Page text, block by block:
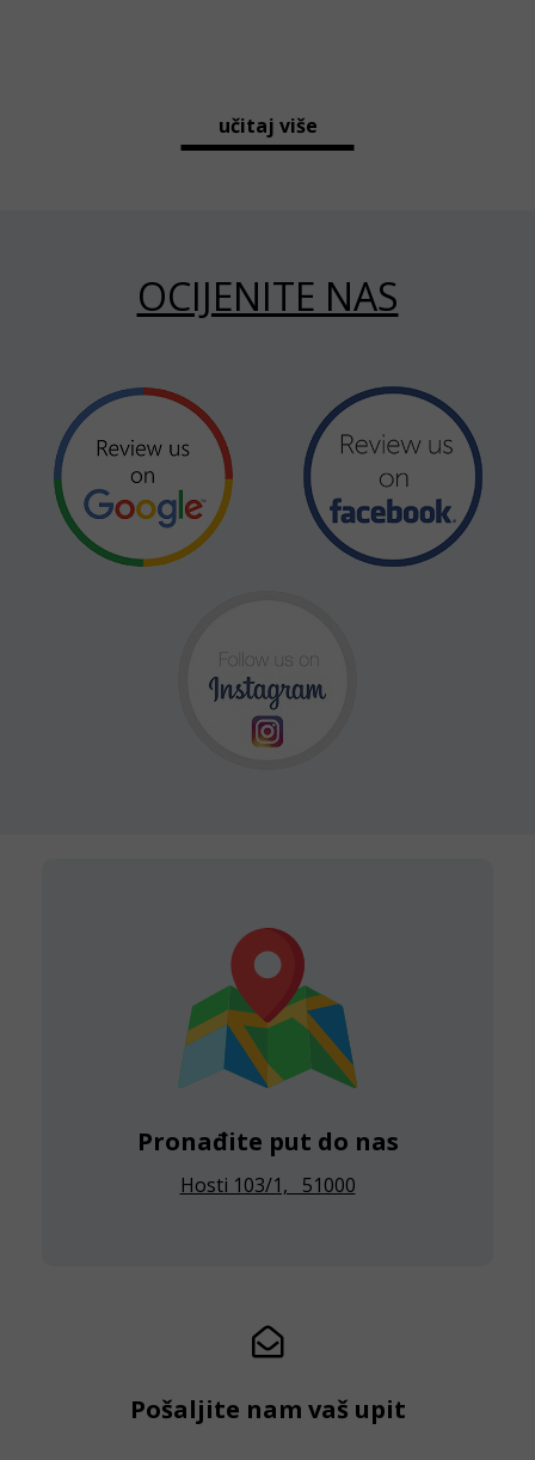
učitaj više
OCIJENITE NAS
Pronađite put do nas
Hosti 103/1, 51000
Pošaljite nam vaš upit